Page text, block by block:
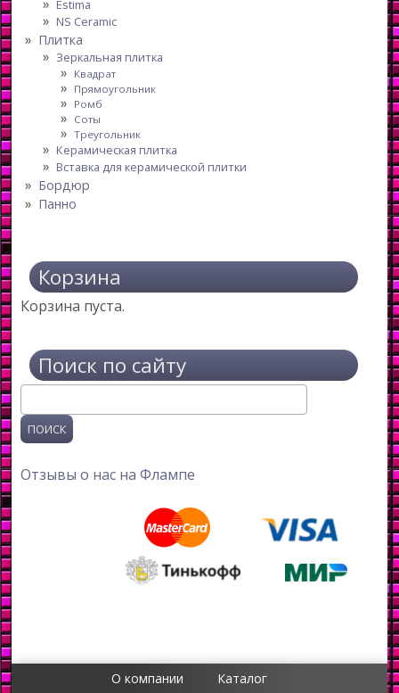
Estima
NS Ceramic
Плитка
Зеркальная плитка
Квадрат
Прямоугольник
Ромб
Соты
Треугольник
Керамическая плитка
Вставка для керамической плитки
Бордюр
Панно
Корзина
Корзина пуста.
Поиск по сайту
Отзывы о нас на Флампе
О компании
Каталог